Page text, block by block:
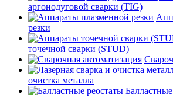
аргонодуговой сварки (TIG)
резки
точечной сварки (STUD)
очистка металла